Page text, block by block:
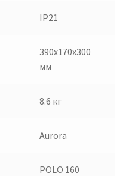
IP21
390x170x300
мм
8.6 кг
Aurora
POLO 160